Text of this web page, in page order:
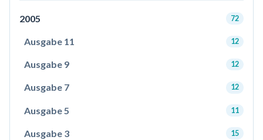
2005 72
Ausgabe 11 12
Ausgabe 9 12
Ausgabe 7 12
Ausgabe 5 11
Ausgabe 3 15